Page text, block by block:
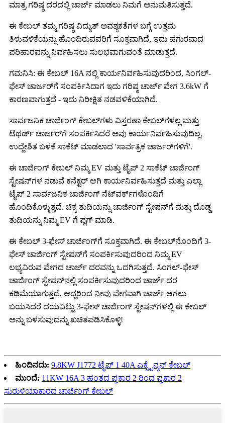
ಮಾತ್ರ ಗರಿಷ್ಠ ದರದಲ್ಲಿ ಚಾರ್ಜ್ ಮಾಡಲು ನಿಮಗೆ ಅನುಮತಿಸುತ್ತದೆ.
ಈ ಕೇಬಲ್ ತಮ್ಮ ಗರಿಷ್ಠ ವಿದ್ಯುತ್ ಅವಶ್ಯಕತೆಗಳ ಬಗ್ಗೆ ಉತ್ತಮ
ತಿಳುವಳಿಕೆಯನ್ನು ಹೊಂದಿರುವವರಿಗೆ ಸೂಕ್ತವಾಗಿದೆ, ಇದು ಹಗುರವಾದ
ಪರಿಹಾರವನ್ನು ನಿರ್ವಹಿಸಲು ಸುಲಭವಾಗುವಂತೆ ಮಾಡುತ್ತದೆ.
ಗಮನಿಸಿ: ಈ ಕೇಬಲ್ 16A ನಲ್ಲಿ ಕಾರ್ಯನಿರ್ವಹಿಸುವುದರಿಂದ, ಸಿಂಗಲ್-
ಫೇಸ್ ಚಾರ್ಜರ್‌ಗೆ ಸಂಪರ್ಕಿಸಿದಾಗ ಇದು ಗರಿಷ್ಠ ಚಾರ್ಜ್ ವೇಗ 3.6kW ಗೆ
ಕಾರಣವಾಗುತ್ತದೆ - ಇದು ನಿರೀಕ್ಷಿತ ನಡವಳಿಕೆಯಾಗಿದೆ.
ಸಾರ್ವಜನಿಕ ಚಾರ್ಜಿಂಗ್ ಕೇಬಲ್‌ಗಳು ವಿಸ್ತರಣಾ ಕೇಬಲ್‌ಗಳಲ್ಲ ಮತ್ತು
ಟೆಥರ್ಡ್ ಚಾರ್ಜರ್‌ಗೆ ಸಂಪರ್ಕಿಸಿದರೆ ಅವು ಕಾರ್ಯನಿರ್ವಹಿಸುವುದಿಲ್ಲ,
ಉದ್ದೇಶಿತ ಬಳಕೆ ಸಾಕೆಟ್ ಮಾಡಲಾದ 'ಸಾರ್ವತ್ರಿಕ ಚಾರ್ಜರ್‌ಗಳಿಗೆ'.
ಈ ಚಾರ್ಜಿಂಗ್ ಕೇಬಲ್ ನಿಮ್ಮ EV ಮತ್ತು ಟೈಪ್ 2 ಸಾಕೆಟ್ ಚಾರ್ಜಿಂಗ್
ಸ್ಟೇಷನ್‌ಗಳ ನಡುವೆ ಕನೆಕ್ಟರ್ ಆಗಿ ಕಾರ್ಯನಿರ್ವಹಿಸುತ್ತದೆ ಮತ್ತು ಎಲ್ಲಾ
ಟೈಪ್ 2 ಸಾರ್ವಜನಿಕ ಚಾರ್ಜಿಂಗ್ ನೆಟ್‌ವರ್ಕ್‌ಗಳೊಂದಿಗೆ
ಹೊಂದಿಕೊಳ್ಳುತ್ತದೆ. ಚಿಕ್ಕ ತುದಿಯನ್ನು ಚಾರ್ಜಿಂಗ್ ಸ್ಟೇಷನ್‌ಗೆ ಮತ್ತು ದೊಡ್ಡ
ತುದಿಯನ್ನು ನಿಮ್ಮ EV ಗೆ ಪ್ಲಗ್ ಮಾಡಿ.
ಈ ಕೇಬಲ್ 3-ಫೇಸ್ ಚಾರ್ಜಿಂಗ್‌ಗೆ ಸೂಕ್ತವಾಗಿದೆ. ಈ ಕೇಬಲ್‌ನೊಂದಿಗೆ 3-
ಫೇಸ್ ಚಾರ್ಜಿಂಗ್ ಸ್ಟೇಷನ್‌ಗೆ ಸಂಪರ್ಕಿಸುವುದರಿಂದ ನಿಮ್ಮ EV
ಲಭ್ಯವಿರುವ ವೇಗದ ಚಾರ್ಜ್ ದರವನ್ನು ಒದಗಿಸುತ್ತದೆ. ಸಿಂಗಲ್-ಫೇಸ್
ಚಾರ್ಜಿಂಗ್ ಸ್ಟೇಷನ್‌ನಲ್ಲಿ ಸಂಪರ್ಕಿಸುವುದರಿಂದ ಚಾರ್ಜ್ ದರ
ಕಡಿಮೆಯಾಗುತ್ತದೆ, ಆದ್ದರಿಂದ ನೀವು ವೇಗವಾಗಿ ಚಾರ್ಜ್ ಆಗಲು
ಬಯಸಿದರೆ ದಯವಿಟ್ಟು 3-ಫೇಸ್ ಚಾರ್ಜಿಂಗ್ ಸ್ಟೇಷನ್‌ಗಳಲ್ಲಿ ಈ ಕೇಬಲ್
ಅನ್ನು ಬಳಸುವುದನ್ನು ಖಚಿತಪಡಿಸಿಕೊಳ್ಳಿ!
ಹಿಂದಿನದು: 9.8KW J1772 ಟೈಪ್ 1 40A ಎಕ್ಸ್ಟೆನ್ಶನ್ ಕೇಬಲ್
ಮುಂದೆ: 11KW 16A 3 ಹಂತದ ಪ್ರಕಾರ 2 ರಿಂದ ಪ್ರಕಾರ 2
ಸುರುಳಿಯಾಕಾರದ ಚಾರ್ಜಿಂಗ್ ಕೇಬಲ್